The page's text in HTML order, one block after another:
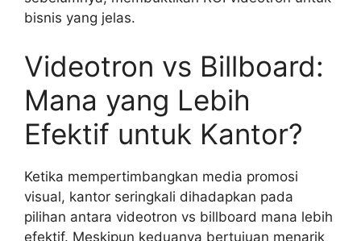
bisnis yang jelas.
Videotron vs Billboard:
Mana yang Lebih
Efektif untuk Kantor?
Ketika mempertimbangkan media promosi
visual, kantor seringkali dihadapkan pada
pilihan antara videotron vs billboard mana lebih
efektif. Meskipun keduanya bertujuan menarik